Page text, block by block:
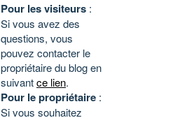
Pour les visiteurs :
Si vous avez des
questions, vous
pouvez contacter le
propriétaire du blog en
suivantce lien.
Pour le propriétaire :
Si vous souhaitez